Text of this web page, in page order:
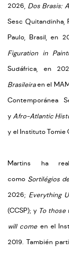
2026, Dos Brasis:
Sesc Quitandinha,
Paulo, Brasil, en
Figuration in
Sudáfrica, en
Brasileiraen el
Contemporánea
yAfro-Atlantic
y el Instituto Tomie
Martins ha
como Sortilégios
2026; Everything
(CCSP); y To those
will comeen el
2019. También